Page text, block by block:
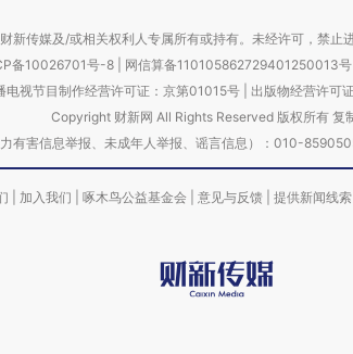
新传媒及/或相关权利人专属所有或持有。未经许可，禁止
备10026701号-8 网信算备110105862729401250013号
电视节目制作经营许可证：京第01015号| 出版物经营许可
Copyright 财新网 All Rights Reserved 版权所有 复
有害信息举报、未成年人举报、谣言信息）：010-
加入我们 啄木鸟公益基金会 意见与反馈 提供新闻线索